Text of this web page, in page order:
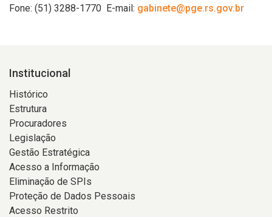
Fone: (51) 3288-1770 E-mail: gabinete@pge.rs.gov.br
Institucional
Histórico
Estrutura
Procuradores
Legislação
Gestão Estratégica
Acesso a Informação
Eliminação de SPIs
Proteção de Dados Pessoais
Acesso Restrito